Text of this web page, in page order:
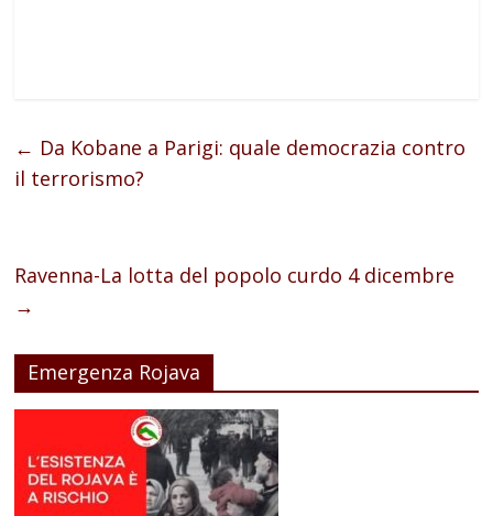
← Da Kobane a Parigi: quale democrazia contro
il terrorismo?
Ravenna-La lotta del popolo curdo 4 dicembre
→
Emergenza Rojava